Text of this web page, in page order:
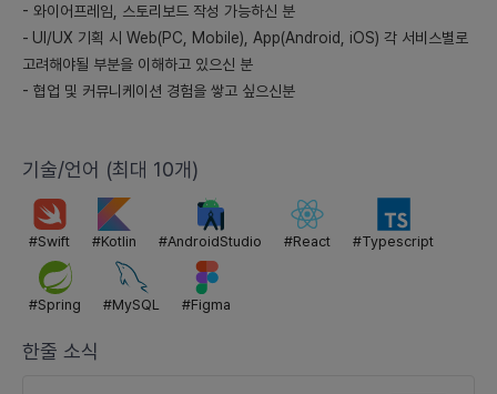
- 와이어프레임, 스토리보드 작성 가능하신 분
- UI/UX 기획 시 Web(PC, Mobile), App(Android, iOS) 각 서비스별로
고려해야될 부분을 이해하고 있으신 분
- 협업 및 커뮤니케이션 경험을 쌓고 싶으신분
기술/언어 (최대 10개)
#Swift #Kotlin #AndroidStudio #React #Typescript
#Spring #MySQL #Figma
한줄 소식